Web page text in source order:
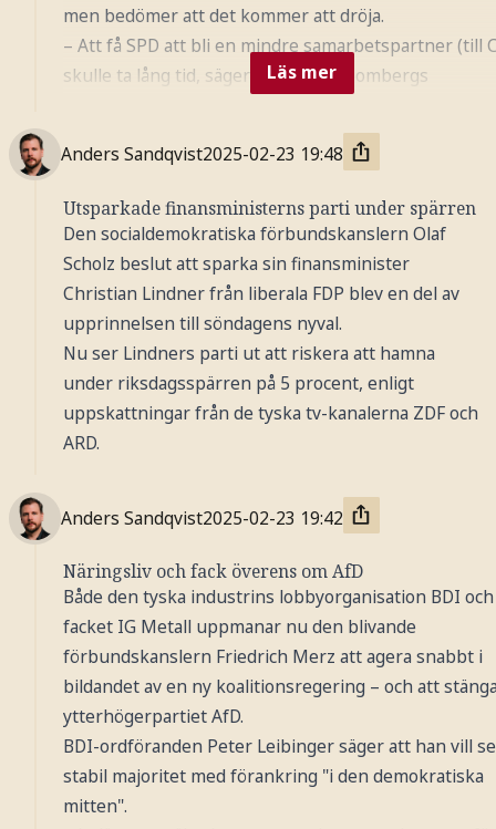
men bedömer att det kommer att dröja.
– Att få SPD att bli en mindre samarbetspartner (till
skulle ta lång tid, säger Nielsen i Bloombergs
Rachel Tausenfeld vid det tyska rådet för
konstaterar att marknaden drar en lättnadens suck
att ytterhögerpartiet AfD inte ser ut att ha
stödet i den senaste tidens opinionsmätningar:
– AfD var de största vinnarna sett till ökningen av
men det ligger i linje med vad mätningarna visat – de
inte starkare än så.
Läs mer
Anders Sandqvist2025-02-23 19:48
Utsparkade finansministerns parti under spärren
Den socialdemokratiska förbundskanslern Olaf
Scholz beslut att sparka sin finansminister
Christian Lindner från liberala FDP blev en del av
upprinnelsen till söndagens nyval.
Nu ser Lindners parti ut att riskera att hamna
under riksdagsspärren på 5 procent, enligt
uppskattningar från de tyska tv-kanalerna ZDF och
ARD.
Anders Sandqvist2025-02-23 19:42
Näringsliv och fack överens om AfD
Både den tyska industrins lobbyorganisation BDI och
facket IG Metall uppmanar nu den blivande
förbundskanslern Friedrich Merz att agera snabbt i
bildandet av en ny koalitionsregering – och att
ytterhögerpartiet AfD.
BDI-ordföranden Peter Leibinger säger att han vill
stabil majoritet med förankring "i den demokratiska
mitten".